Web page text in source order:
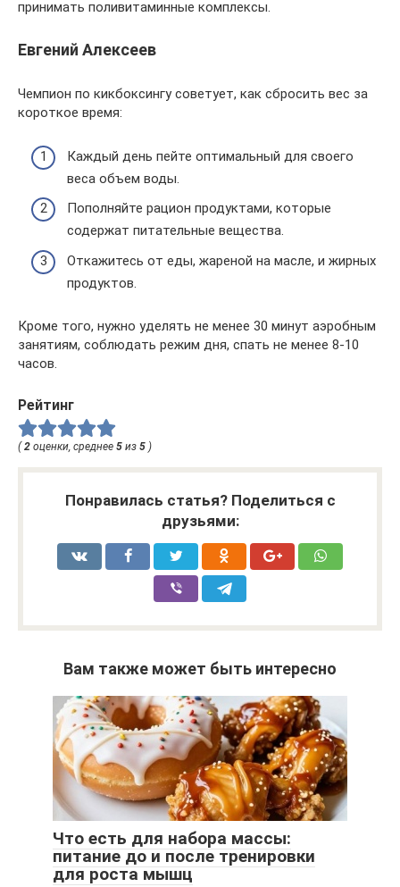
принимать поливитаминные комплексы.
Евгений Алексеев
Чемпион по кикбоксингу советует, как сбросить вес за
короткое время:
Каждый день пейте оптимальный для своего
веса объем воды.
Пополняйте рацион продуктами, которые
содержат питательные вещества.
Откажитесь от еды, жареной на масле, и жирных
продуктов.
Кроме того, нужно уделять не менее 30 минут аэробным
занятиям, соблюдать режим дня, спать не менее 8-10
часов.
Рейтинг
( 2 оценки, среднее 5 из 5 )
Понравилась статья? Поделиться с
друзьями:
Вам также может быть интересно
Что есть для набора массы:
питание до и после тренировки
для роста мышц